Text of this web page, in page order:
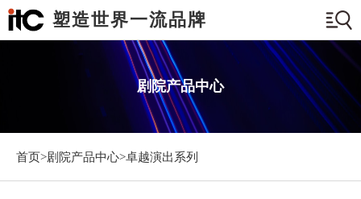
塑造世界一流品牌
剧院产品中心
首页>剧院产品中心>卓越演出系列